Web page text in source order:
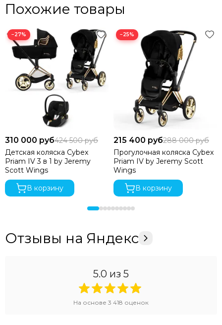
Похожие товары
−27%
310 000 руб424 500 руб
Детская коляска Cybex
Priam IV 3 в 1 by Jeremy
Scott Wings
В корзину
−25%
215 400 руб288 000 руб
Прогулочная коляска Cybex
Priam IV by Jeremy Scott
Wings
В корзину
Отзывы на Яндекс
5.0 из 5
На основе 3 418 оценок